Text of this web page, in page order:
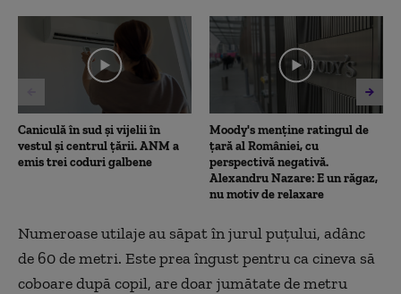
46
seconds
Caniculă în sud și vijelii în
vestul și centrul țării. ANM a
emis trei coduri galbene
Moody's menține ratingul de
țară al României, cu
perspectivă negativă.
Alexandru Nazare: E un răgaz,
nu motiv de relaxare
Numeroase utilaje au săpat în jurul puțului, adânc
de 60 de metri. Este prea îngust pentru ca cineva să
coboare după copil, are doar jumătate de metru